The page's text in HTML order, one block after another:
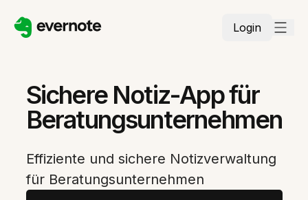
Login
Sichere Notiz-App für
Beratungsunternehmen
Effiziente und sichere Notizverwaltung
für Beratungsunternehmen